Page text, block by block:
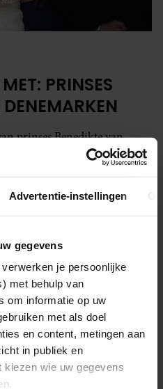
Advertentie-instellingen
gegevens
verwerken je persoonlijke
met behulp van
om informatie op uw
met als doel
en content, metingen aan
in publiek en
wie uw gegevens
PRINSES
prinses Benedikte van
en een driedubbele
wat beter kennis te
prinses.